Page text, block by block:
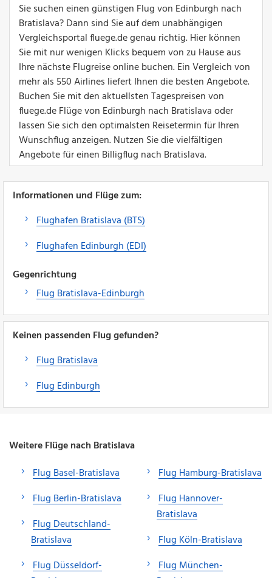
Sie suchen einen günstigen Flug von Edinburgh nach
Bratislava? Dann sind Sie auf dem unabhängigen
Vergleichsportal fluege.de genau richtig. Hier können
Sie mit nur wenigen Klicks bequem von zu Hause aus
Ihre nächste Flugreise online buchen. Ein Vergleich von
mehr als 550 Airlines liefert Ihnen die besten Angebote.
Buchen Sie mit den aktuellsten Tagespreisen von
fluege.de Flüge von Edinburgh nach Bratislava oder
lassen Sie sich den optimalsten Reisetermin für Ihren
Wunschflug anzeigen. Nutzen Sie die vielfältigen
Angebote für einen Billigflug nach Bratislava.
Informationen und Flüge zum:
Flughafen Bratislava (BTS)
Flughafen Edinburgh (EDI)
Gegenrichtung
Flug Bratislava-Edinburgh
Keinen passenden Flug gefunden?
Flug Bratislava
Flug Edinburgh
Weitere Flüge nach Bratislava
Flug Basel-Bratislava
Flug Berlin-Bratislava
Flug Deutschland-
Bratislava
Flug Düsseldorf-
Flug Hamburg-Bratislava
Flug Hannover-
Bratislava
Flug Köln-Bratislava
Flug München-